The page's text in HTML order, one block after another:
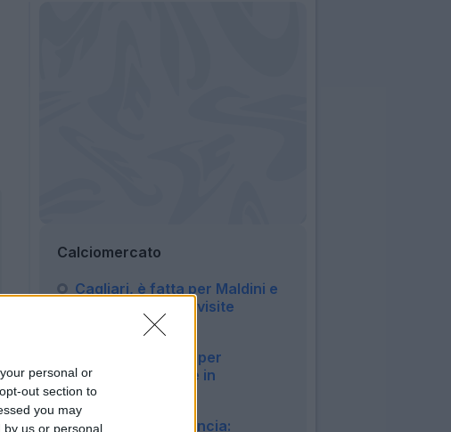
personal or
out section to
you may
by us or personal
Calciomercato
Cagliari, è fatta per Maldini e
Carlos: fissate le visite
Napoli, ore calde per
Badiashile: affare in
chiusura?
20:24
Roma, Read annuncia: